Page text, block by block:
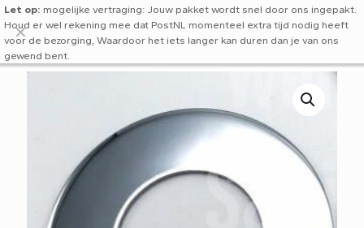
Let op: mogelijke vertraging: Jouw pakket wordt snel door ons ingepakt.
Houd er wel rekening mee dat PostNL momenteel extra tijd nodig heeft
voor de bezorging, Waardoor het iets langer kan duren dan je van ons
gewend bent.
✕